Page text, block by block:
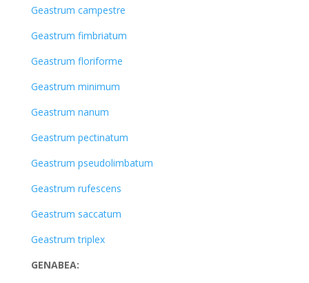
Geastrum campestre
Geastrum fimbriatum
Geastrum floriforme
Geastrum minimum
Geastrum nanum
Geastrum pectinatum
Geastrum pseudolimbatum
Geastrum rufescens
Geastrum saccatum
Geastrum triplex
GENABEA: